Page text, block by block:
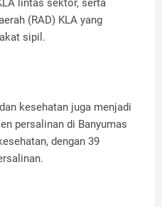
lintas sektor, serta
(RAD) KLA yang
sipil.
kesehatan juga menjadi
persalinan di Banyumas
dengan 39